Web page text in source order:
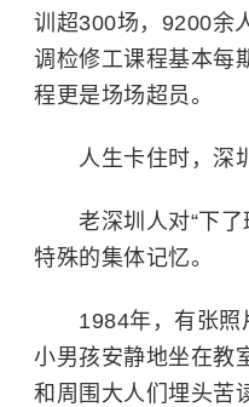
训超300场，9200余
调检修工课程基本每
程更是场场超员。
人生卡住时，深
老深圳人对“下
特殊的集体记忆。
1984年，有张照
小男孩安静地坐在教
和周围大人们埋头苦